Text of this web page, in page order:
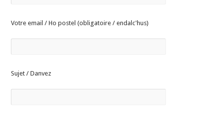
Votre email / Ho postel (obligatoire / endalc'hus)
Sujet / Danvez